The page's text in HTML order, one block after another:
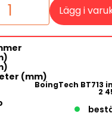
Lägg i
(mm)
BoingTech BT713
2